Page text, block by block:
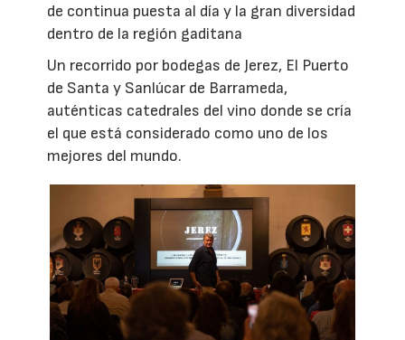
de continua puesta al día y la gran diversidad
dentro de la región gaditana
Un recorrido por bodegas de Jerez, El Puerto
de Santa y Sanlúcar de Barrameda,
auténticas catedrales del vino donde se cría
el que está considerado como uno de los
mejores del mundo.